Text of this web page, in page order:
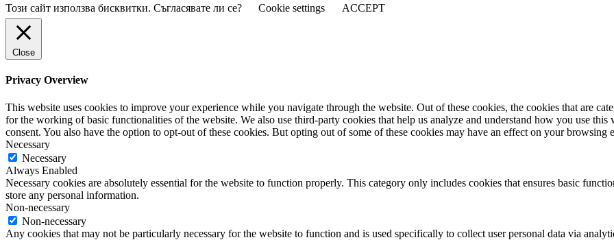
Този сайт използва бисквитки. Съгласявате ли се? Cookie settings ACCEPT
Close
Privacy Overview
This website uses cookies to improve your experience while you navigate through the website. Out of these cookies, the cookies that are
for the working of basic functionalities of the website. We also use third-party cookies that help us analyze and understand how you use
consent. You also have the option to opt-out of these cookies. But opting out of some of these cookies may have an effect on your browsing
Necessary
Necessary
Always Enabled
Necessary cookies are absolutely essential for the website to function properly. This category only includes cookies that ensures basic
store any personal information.
Non-necessary
Non-necessary
Any cookies that may not be particularly necessary for the website to function and is used specifically to collect user personal data via